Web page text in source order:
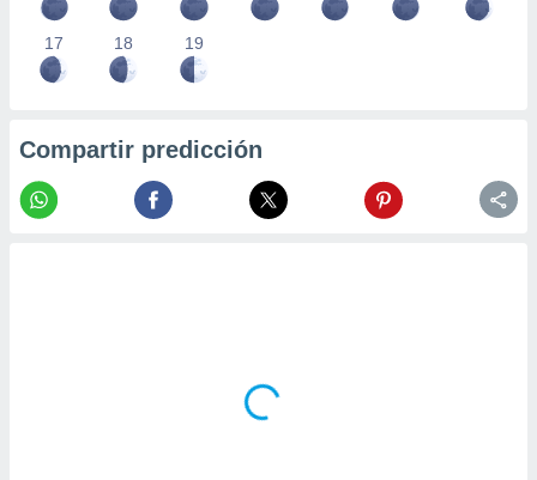
17 18 19
Compartir predicción